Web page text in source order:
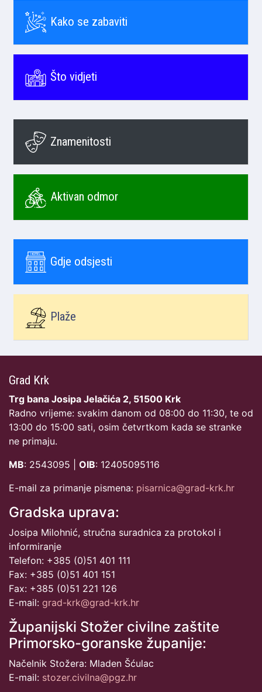
Kako se zabaviti
Što vidjeti
Znamenitosti
Aktivan odmor
Gdje odsjesti
Plaže
Grad Krk
Trg bana Josipa Jelačića 2, 51500 Krk
Radno vrijeme: svakim danom od 08:00 do 11:30, te od
13:00 do 15:00 sati, osim četvrtkom kada se stranke
ne primaju.
MB: 2543095 | OIB: 12405095116
E-mail za primanje pismena: pisarnica@grad-krk.hr
Gradska uprava:
Josipa Milohnić, stručna suradnica za protokol i
informiranje
Telefon: +385 (0)51 401 111
Fax: +385 (0)51 401 151
Fax: +385 (0)51 221 126
E-mail: grad-krk@grad-krk.hr
Županijski Stožer civilne zaštite
Primorsko-goranske županije:
Načelnik Stožera: Mladen Šćulac
E-mail: stozer.civilna@pgz.hr